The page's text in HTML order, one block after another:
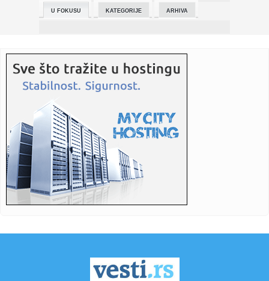
15:47: Fudbal: Super liga Srbije 2025/26, 24. kolo
15:45:Đurić: Poseta BiH zarad napretka regionalne saradnje i
položaj...
15:45:Macura: Žensko preduzetništvo jedan od ključnih pokretača
odr...
15:45:Gojković primila novoimenovanog ambasadora Indije
15:45:Orban: Ukrajina ucenjuje Mađarsku tako što je zatvorila
nafotov...
Mićin i ambasador Šukla razgovarali o unapređenju
U FOKUSU KATEGORIJE ARHIVA